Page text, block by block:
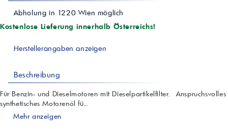
Abholung in 1220 Wien möglich
Kostenlose Lieferung innerhalb Österreichs!
Herstellerangaben anzeigen
Beschreibung
Für Benzin- und Dieselmotoren mit Dieselpartikelfilter. Anspruchsvolles
synthetisches Motorenöl fü...
Mehr anzeigen